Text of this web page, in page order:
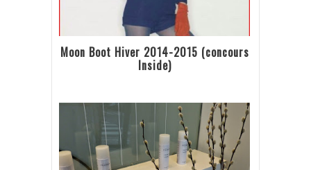
Moon Boot Hiver 2014-2015 (concours
Inside)